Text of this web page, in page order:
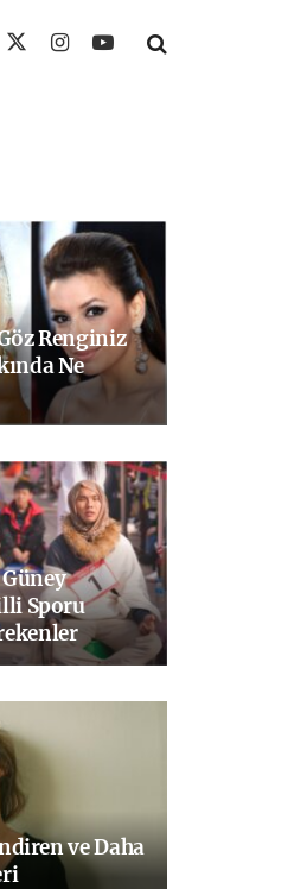
Renginiz
Ne
Sporu
ve Daha